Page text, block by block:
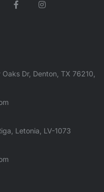
Dr, Denton, TX 76210,
Letonia, LV-1073